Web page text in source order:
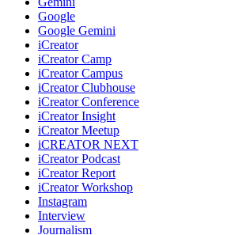
Google
Google Gemini
iCreator
iCreator Camp
iCreator Campus
iCreator Clubhouse
iCreator Conference
iCreator Insight
iCreator Meetup
iCREATOR NEXT
iCreator Podcast
iCreator Report
iCreator Workshop
Instagram
Interview
Journalism